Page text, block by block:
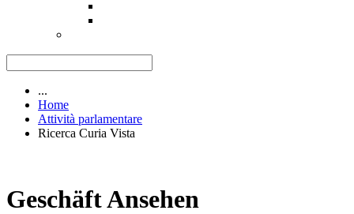
...
Home
Attività parlamentare
Ricerca Curia Vista
Geschäft Ansehen